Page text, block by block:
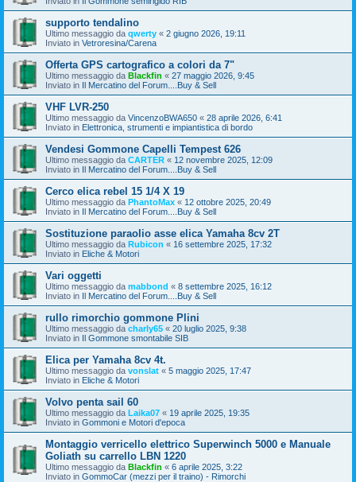
supporto tendalino
Ultimo messaggio da qwerty « 2 giugno 2026, 19:11
Inviato in Vetroresina/Carena
Offerta GPS cartografico a colori da 7"
Ultimo messaggio da Blackfin « 27 maggio 2026, 9:45
Inviato in Il Mercatino del Forum....Buy & Sell
VHF LVR-250
Ultimo messaggio da VincenzoBWA650 « 28 aprile 2026, 6:41
Inviato in Elettronica, strumenti e impiantistica di bordo
Vendesi Gommone Capelli Tempest 626
Ultimo messaggio da CARTER « 12 novembre 2025, 12:09
Inviato in Il Mercatino del Forum....Buy & Sell
Cerco elica rebel 15 1/4 X 19
Ultimo messaggio da PhantoMax « 12 ottobre 2025, 20:49
Inviato in Il Mercatino del Forum....Buy & Sell
Sostituzione paraolio asse elica Yamaha 8cv 2T
Ultimo messaggio da Rubicon « 16 settembre 2025, 17:32
Inviato in Eliche & Motori
Vari oggetti
Ultimo messaggio da mabbond « 8 settembre 2025, 16:12
Inviato in Il Mercatino del Forum....Buy & Sell
rullo rimorchio gommone Plini
Ultimo messaggio da charly65 « 20 luglio 2025, 9:38
Inviato in Il Gommone smontabile SIB
Elica per Yamaha 8cv 4t.
Ultimo messaggio da vonslat « 5 maggio 2025, 17:47
Inviato in Eliche & Motori
Volvo penta sail 60
Ultimo messaggio da Laika07 « 19 aprile 2025, 19:35
Inviato in Gommoni e Motori d'epoca
Montaggio verricello elettrico Superwinch 5000 e Manuale
Goliath su carrello LBN 1220
Ultimo messaggio da Blackfin « 6 aprile 2025, 3:22
Inviato in GommoCar (mezzi per il traino) - Rimorchi